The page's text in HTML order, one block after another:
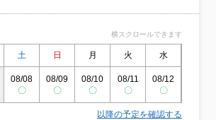
横スクロールできます
土 日 月 火 水
08/08
〇
08/09
〇
08/10
〇
08/11
〇
08/12
〇
以降の予定を確認する